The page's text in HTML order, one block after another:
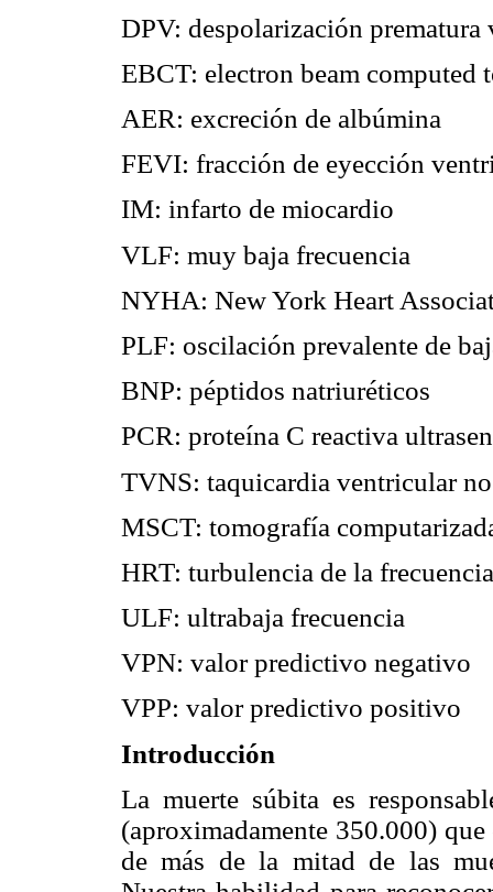
DPV: despolarización prematura
EBCT: electron beam computed
AER: excreción de albúmina
FEVI: fracción de eyección
IM: infarto de miocardio
VLF: muy baja frecuencia
NYHA: New York Heart
PLF: oscilación prevalente de
BNP: péptidos natriuréticos
PCR: proteína C reactiva
TVNS: taquicardia ventricular
MSCT: tomografía
HRT: turbulencia de la
ULF: ultrabaja frecuencia
VPN: valor predictivo negativo
VPP: valor predictivo positivo
Introducción
La muerte súbita es
(aproximadamente 350.000)
de más de la mitad de las